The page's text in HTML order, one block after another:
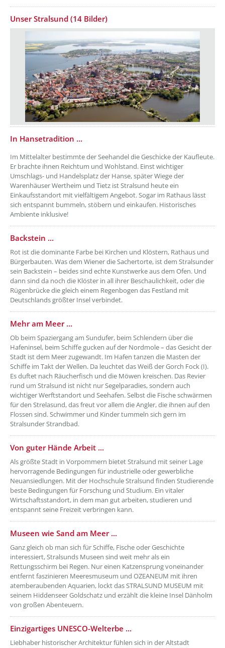
Unser Stralsund (14 Bilder)
??? absaetzeUnten[1]/titel ???
In Hansetradition ...
Im Mittelalter bestimmte der Seehandel die Geschicke der Kaufleute.
Er brachte ihnen Reichtum und Wohlstand. Einst wichtiger
Umschlags- und Handelsplatz der Hanse, später Wiege der
Warenhäuser Wertheim und Tietz ist Stralsund heute ein
Einkaufsstandort mit vielfältigem Angebot. Sogar im Rathaus lässt
sich entspannt bummeln, stöbern und einkaufen. Historisches
Ambiente inklusive!
??? absaetzeUnten[2]/titel ???
Backstein ...
Rot ist die dominante Farbe bei Kirchen und Klöstern, Rathaus und
Bürgerbauten. Was dem Wiener die Sachertorte, ist dem Stralsunder
sein Backstein – beides sind echte Kunstwerke aus dem Ofen. Und
dann sind da noch die Klöster in all ihrer Beschaulichkeit, oder die
Rügenbrücke die gleich einem Regenbogen das Festland mit
Deutschlands größter Insel verbindet.
??? absaetzeUnten[3]/titel ???
Mehr am Meer ...
Ob beim Spaziergang am Sundufer, beim Schlendern über die
Hafeninsel, beim Schiffe gucken auf der Nordmole – das Gesicht der
Stadt ist dem Meer zugewandt. Im Hafen tanzen die Masten der
Schiffe im Takt der Wellen. Da leuchtet das Weiß der Gorch Fock (I).
Es duftet nach Räucherfisch und die Möwen kreischen. Das Revier
rund um Stralsund ist nicht nur Segelparadies, sondern auch
wichtiger Werftstandort und Seehafen. Selbst die Fische schwärmen
für den Strelasund, das freut vor allem die Angler, die ihnen auf den
Flossen sind. Schwimmer und Kinder tummeln sich gern im
Stralsunder Strandbad.
??? absaetzeUnten[4]/titel ???
Von guter Hände Arbeit ...
Als größte Stadt in Vorpommern bietet Stralsund mit seiner Lage
hervorragende Bedingungen für industrielle oder gewerbliche
Neuansiedlungen. Mit der Hochschule Stralsund finden Studierende
beste Bedingungen für Forschung und Studium. Ein vitaler
Wirtschaftsstandort, in dem man gut arbeiten, studieren und
entspannt seine Freizeit verbringen kann.
??? absaetzeUnten[5]/titel ???
Museen wie Sand am Meer ...
Ganz gleich ob man sich für Schiffe, Fische oder Geschichte
interessiert, Stralsunds Museen sind weit mehr als ein
Rettungsschirm bei Regen. Nur einen Katzensprung voneinander
entfernt faszinieren Meeresmuseum und OZEANEUM mit ihren
atemberaubenden Aquarien, lockt das STRALSUND MUSEUM mit
seinem Hiddenseer Goldschatz und erzählt die kleine Insel Dänholm
von großen Abenteuern.
??? absaetzeUnten[6]/titel ???
Einzigartiges UNESCO-Welterbe ...
Liebhaber historischer Architektur fühlen sich in der Altstadt